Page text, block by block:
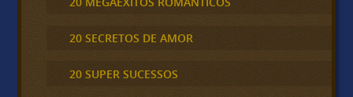
20 SECRETOS DE AMOR
20 SUPER SUCESSOS